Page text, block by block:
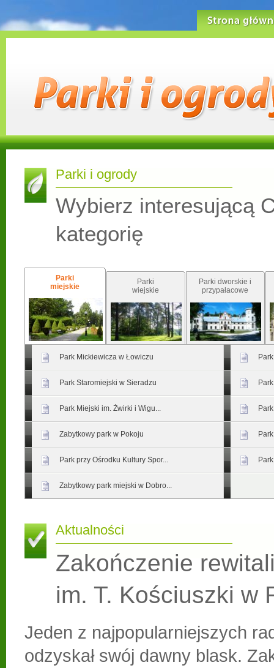
Parki i ogrody
Wybierz interesującą
kategorię
Parki
miejskie
Parki
wiejskie
Parki dworskie i
przypałacowe
Park Mickiewicza w Łowiczu
Park Staromiejski w Sieradzu
Park Miejski im. Żwirki i Wigu...
Zabytkowy park w Pokoju
Park przy Ośrodku Kultury Spor...
Zabytkowy park miejski w Dobro...
Aktualności
Zakończenie
im. T. Kościuszki w
Jeden z najpopularniejszych
odzyskał swój dawny blask.
Strona główna